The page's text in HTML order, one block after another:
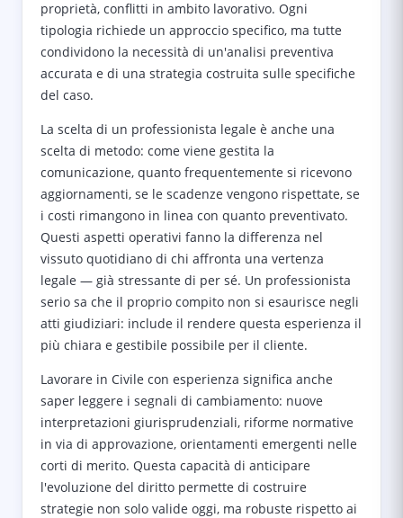
proprietà, conflitti in ambito lavorativo. Ogni
tipologia richiede un approccio specifico, ma tutte
condividono la necessità di un'analisi preventiva
accurata e di una strategia costruita sulle specifiche
del caso.
La scelta di un professionista legale è anche una
scelta di metodo: come viene gestita la
comunicazione, quanto frequentemente si ricevono
aggiornamenti, se le scadenze vengono rispettate, se
i costi rimangono in linea con quanto preventivato.
Questi aspetti operativi fanno la differenza nel
vissuto quotidiano di chi affronta una vertenza
legale — già stressante di per sé. Un professionista
serio sa che il proprio compito non si esaurisce negli
atti giudiziari: include il rendere questa esperienza il
più chiara e gestibile possibile per il cliente.
Lavorare in Civile con esperienza significa anche
saper leggere i segnali di cambiamento: nuove
interpretazioni giurisprudenziali, riforme normative
in via di approvazione, orientamenti emergenti nelle
corti di merito. Questa capacità di anticipare
l'evoluzione del diritto permette di costruire
strategie non solo valide oggi, ma robuste rispetto ai